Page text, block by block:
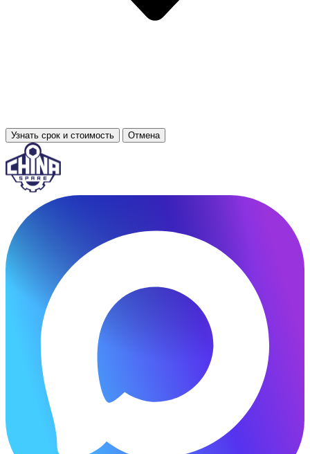
Узнать срок и стоимость Отмена